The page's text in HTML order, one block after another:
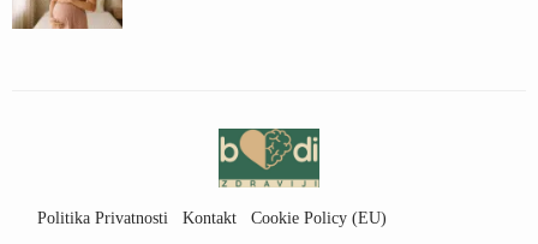
Politika Privatnosti Kontakt Cookie Policy (EU)